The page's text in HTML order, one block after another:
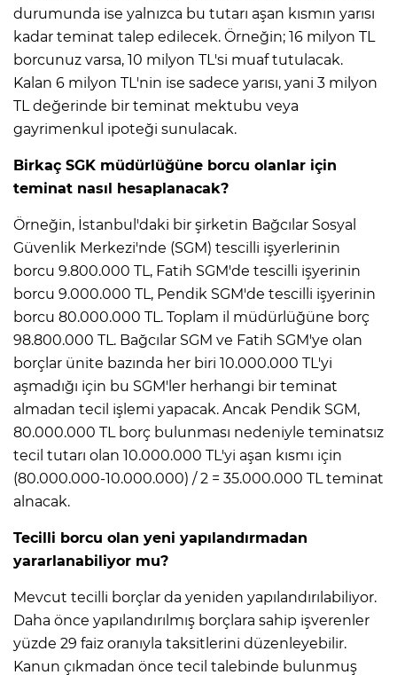
durumunda ise yalnızca bu tutarı aşan kısmın yarısı
kadar teminat talep edilecek. Örneğin; 16 milyon TL
borcunuz varsa, 10 milyon TL'si muaf tutulacak.
Kalan 6 milyon TL'nin ise sadece yarısı, yani 3 milyon
TL değerinde bir teminat mektubu veya
gayrimenkul ipoteği sunulacak.
Birkaç SGK müdürlüğüne borcu olanlar için
teminat nasıl hesaplanacak?
Örneğin, İstanbul'daki bir şirketin Bağcılar Sosyal
Güvenlik Merkezi'nde (SGM) tescilli işyerlerinin
borcu 9.800.000 TL, Fatih SGM'de tescilli işyerinin
borcu 9.000.000 TL, Pendik SGM'de tescilli işyerinin
borcu 80.000.000 TL. Toplam il müdürlüğüne borç
98.800.000 TL. Bağcılar SGM ve Fatih SGM'ye olan
borçlar ünite bazında her biri 10.000.000 TL'yi
aşmadığı için bu SGM'ler herhangi bir teminat
almadan tecil işlemi yapacak. Ancak Pendik SGM,
80.000.000 TL borç bulunması nedeniyle teminatsız
tecil tutarı olan 10.000.000 TL'yi aşan kısmı için
(80.000.000-10.000.000) / 2 = 35.000.000 TL teminat
alnacak.
Tecilli borcu olan yeni yapılandırmadan
yararlanabiliyor mu?
Mevcut tecilli borçlar da yeniden yapılandırılabiliyor.
Daha önce yapılandırılmış borçlara sahip işverenler
yüzde 29 faiz oranıyla taksitlerini düzenleyebilir.
Kanun çıkmadan önce tecil talebinde bulunmuş